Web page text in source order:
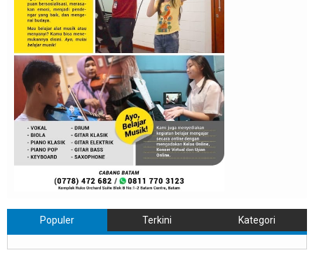
Populer Terkini Kategori